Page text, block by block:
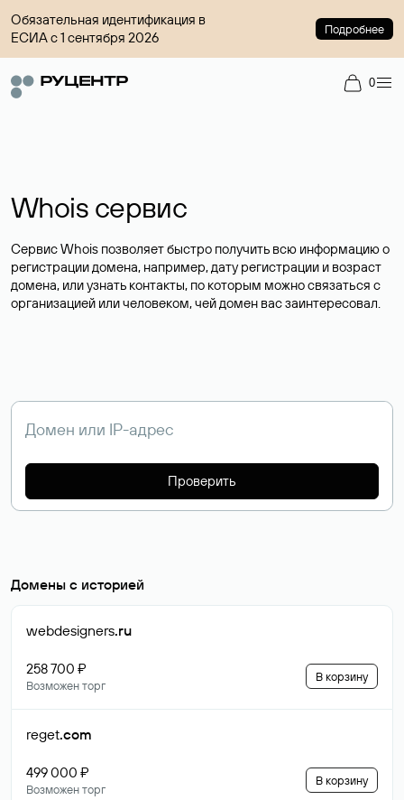
Обязательная идентификация в
ЕСИА с 1 сентября 2026
Подробнее
0
Whois сервис
Сервис Whois позволяет быстро получить всю информацию о
регистрации домена, например, дату регистрации и возраст
домена, или узнать контакты, по которым можно связаться с
организацией или человеком, чей домен вас заинтересовал.
Проверить
Домены с историей
webdesigners.ru
258 700 ₽
Возможен торг
В корзину
reget.com
499 000 ₽
Возможен торг
В корзину